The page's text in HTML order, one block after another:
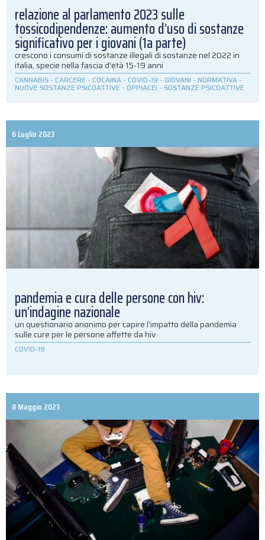
relazione al parlamento 2023 sulle
tossicodipendenze: aumento d’uso di sostanze
significativo per i giovani (1a parte)
crescono i consumi di sostanze illegali di sostanze nel 2022 in
italia, specie nella fascia d'età 15-19 anni
CANNABIS - CARCERE - COCAINA - COVID-19 - GIOVANI - NORMATIVA -
NUOVE SOSTANZE PSICOATTIVE - OPPIACEI - SOSTANZE PSICOATTIVE
6 Luglio 2023
pandemia e cura delle persone con hiv:
un’indagine nazionale
un questionario anonimo per capire l'impatto della pandemia
sulle cure per le persone affette da hiv
COVID-19
8 Maggio 2023